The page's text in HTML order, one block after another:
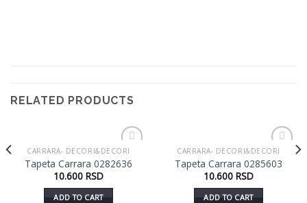
RELATED PRODUCTS
Dodaj
u listu
CARRARA- DECORI&DECORI
Tapeta Carrara 0282636
10.600 RSD
ADD TO CART
Dodaj
u listu
CARRARA- DECORI&DECORI
Tapeta Carrara 0285603
10.600 RSD
ADD TO CART